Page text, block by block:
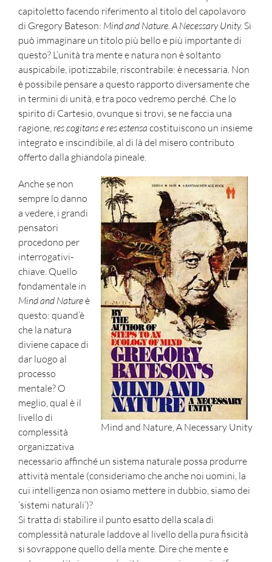
capitoletto facendo riferimento al titolo del capolavoro
di Gregory Bateson: Mind and Nature. A Necessary Unity. Si
può immaginare un titolo più bello e più importante di
questo? L’unità tra mente e natura non è soltanto
auspicabile, ipotizzabile, riscontrabile: è necessaria. Non
è possibile pensare a questo rapporto diversamente che
in termini di unità, e tra poco vedremo perché. Che lo
spirito di Cartesio, ovunque si trovi, se ne faccia una
ragione, res cogitans e res estensa costituiscono un insieme
integrato e inscindibile, al di là del misero contributo
offerto dalla ghiandola pineale.
Mind and Nature, A Necessary Unity
Anche se non
sempre lo danno
a vedere, i grandi
pensatori
procedono per
interrogativi-
chiave. Quello
fondamentale in
Mind and Natureè
questo: quand’è
che la natura
diviene capace di
dar luogo al
processo
mentale? O
meglio, qual è il
livello di
complessità
organizzativa
necessario affinché un sistema naturale possa produrre
attività mentale (consideriamo che anche noi uomini, la
cui intelligenza non osiamo mettere in dubbio, siamo dei
‘sistemi naturali’)?
Si tratta di stabilire il punto esatto della scala di
complessità naturale laddove al livello della pura fisicità
si sovrappone quello della mente. Dire che mente e